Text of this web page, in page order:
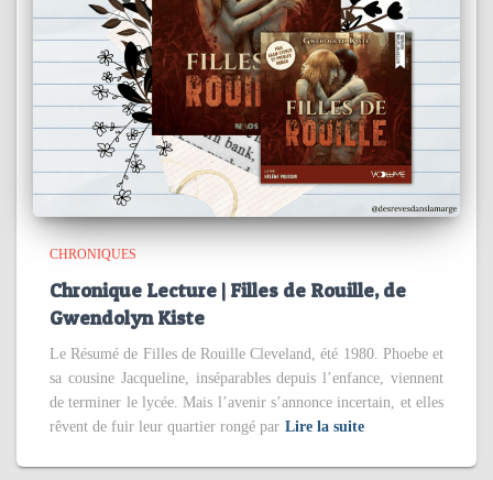
CHRONIQUES
Chronique Lecture | Filles de Rouille, de
Gwendolyn Kiste
Le Résumé de Filles de Rouille Cleveland, été 1980. Phoebe et
sa cousine Jacqueline, inséparables depuis l’enfance, viennent
de terminer le lycée. Mais l’avenir s’annonce incertain, et elles
rêvent de fuir leur quartier rongé par Lire la suite